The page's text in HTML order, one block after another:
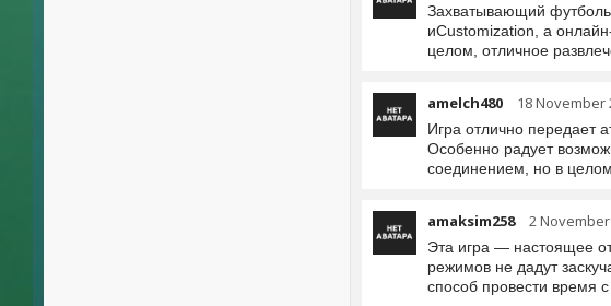
Захватывающий
иCustomization, а
целом, отличное
amelch480 18 November
Игра отлично передает
Особенно радует
соединением, но в
amaksim258 2 November
Эта игра — настоящее
режимов не дадут
способ провести время